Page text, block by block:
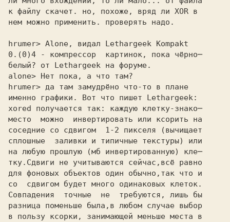
к файлу скачет. но, похоже, вряд ли XOR в
нем можно применить. проверять надо.
hrumer> Alone, видал Lethargeek Kompakt
0.(0)4 - компрессор  картинок, пока чёрно─
белый? от Lethargeek на форуме.
alone> Нет пока, а что там?
hrumer> да там замудрёно что-то в плане
именно графики. Вот что пишет Lethargeek:
xored получается так: каждую клетку-знако─
место  можно  инвертировать или ксорить на
соседние со сдвигом  1-2 пикселя (вычищает
сплошные  заливки и типичные текстуры) или
на любую прошлую (мб инвертированную) кле─
тку.Сдвиги не учитываются сейчас,всё равно
для фоновых объектов один обычно,так что и
со  сдвигом будет много одинаковых клеток.
Совпадения  точные  не  требуются, лишь бы
разница поменьше была,в любом случае выбор
в пользу ксорки, занимающей меньше места в